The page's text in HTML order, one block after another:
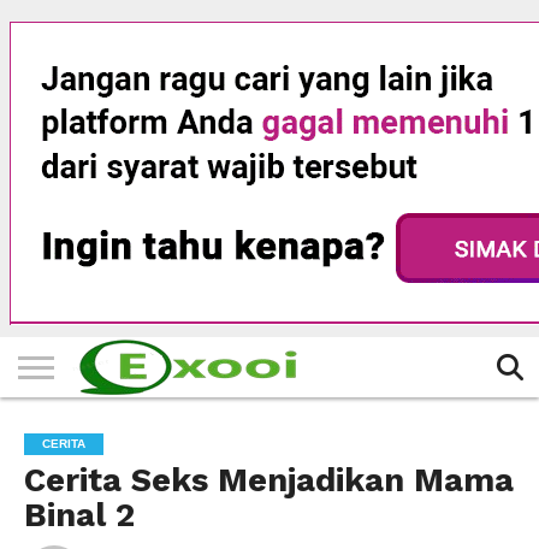
HOME
BERITA
BIODATA
CERITA
CERPEN
EKSKLUSIF
CERITA
Cerita Seks Menjadikan Mama
Binal 2